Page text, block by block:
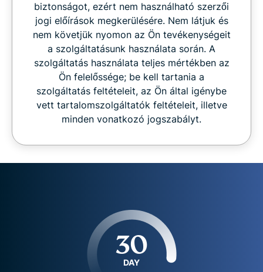
biztonságot, ezért nem használható szerzői
jogi előírások megkerülésére. Nem látjuk és
nem követjük nyomon az Ön tevékenységeit
a szolgáltatásunk használata során. A
szolgáltatás használata teljes mértékben az
Ön felelőssége; be kell tartania a
szolgáltatás feltételeit, az Ön által igénybe
vett tartalomszolgáltatók feltételeit, illetve
minden vonatkozó jogszabályt.
30
DAY